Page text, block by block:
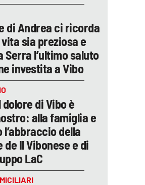
di Andrea ci ricorda
sia preziosa e
Serra l’ultimo saluto
investita a Vibo
di Vibo è
alla famiglia e
l’abbraccio della
de Il Vibonese e di
LaC